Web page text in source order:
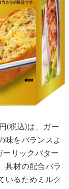
(税込)は、ガー
味をバランスよ
ーリックバター
具材の配合バラ
いるためミルク